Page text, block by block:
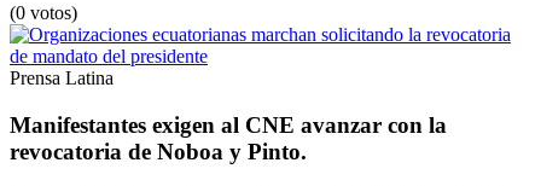
(0 votos)
Prensa Latina
Manifestantes exigen al CNE avanzar con la
revocatoria de Noboa y Pinto.